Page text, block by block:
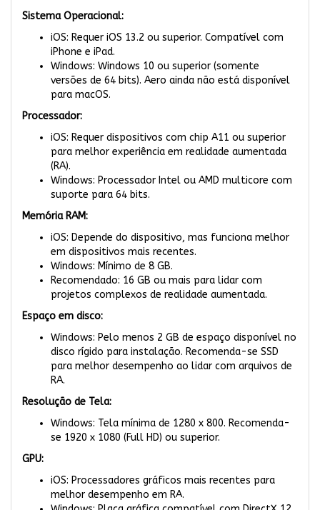
Sistema Operacional:
iOS: Requer iOS 13.2 ou superior. Compatível com
iPhone e iPad.
Windows: Windows 10 ou superior (somente
versões de 64 bits). Aero ainda não está disponível
para macOS.
Processador:
iOS: Requer dispositivos com chip A11 ou superior
para melhor experiência em realidade aumentada
(RA).
Windows: Processador Intel ou AMD multicore com
suporte para 64 bits.
Memória RAM:
iOS: Depende do dispositivo, mas funciona melhor
em dispositivos mais recentes.
Windows: Mínimo de 8 GB.
Recomendado: 16 GB ou mais para lidar com
projetos complexos de realidade aumentada.
Espaço em disco:
Windows: Pelo menos 2 GB de espaço disponível no
disco rígido para instalação. Recomenda-se SSD
para melhor desempenho ao lidar com arquivos de
RA.
Resolução de Tela:
Windows: Tela mínima de 1280 x 800. Recomenda-
se 1920 x 1080 (Full HD) ou superior.
GPU:
iOS: Processadores gráficos mais recentes para
melhor desempenho em RA.